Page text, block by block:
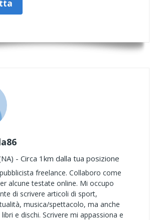
- Circa 1km dalla tua posizione
freelance. Collaboro come
alcune testate online. Mi occupo
di scrivere articoli di sport,
musica/spettacolo, ma anche
e dischi. Scrivere mi appassiona e